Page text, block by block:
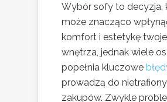
Wybór sofy to decyzja,
może znacząco
komfort i estetykę
wnętrza, jednak wiele
popełnia kluczowe
prowadzą do
zakupów. Zwykle